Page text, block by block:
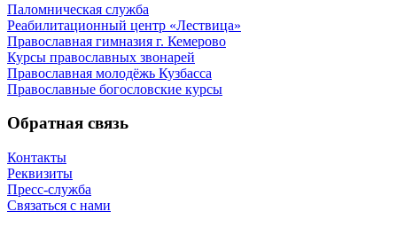
Паломническая служба
Реабилитационный центр «Лествица»
Православная гимназия г. Кемерово
Курсы православных звонарей
Православная молодёжь Кузбасса
Православные богословские курсы
Обратная связь
Контакты
Реквизиты
Пресс-служба
Связаться с нами